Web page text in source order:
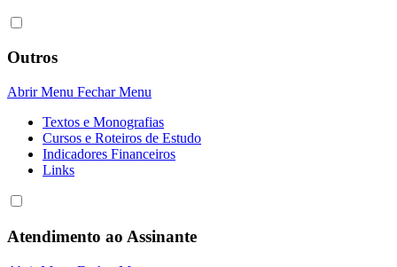
Outros
Abrir Menu Fechar Menu
Textos e Monografias
Cursos e Roteiros de Estudo
Indicadores Financeiros
Links
Atendimento ao Assinante